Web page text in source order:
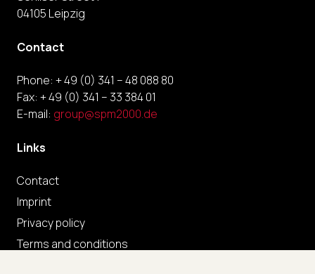
04105 Leipzig
Contact
Phone: + 49 (0) 341 – 48 088 80
Fax: + 49 (0) 341 – 33 384 01
E-mail: group@spm2000.de
Links
Contact
Imprint
Privacy policy
Terms and conditions